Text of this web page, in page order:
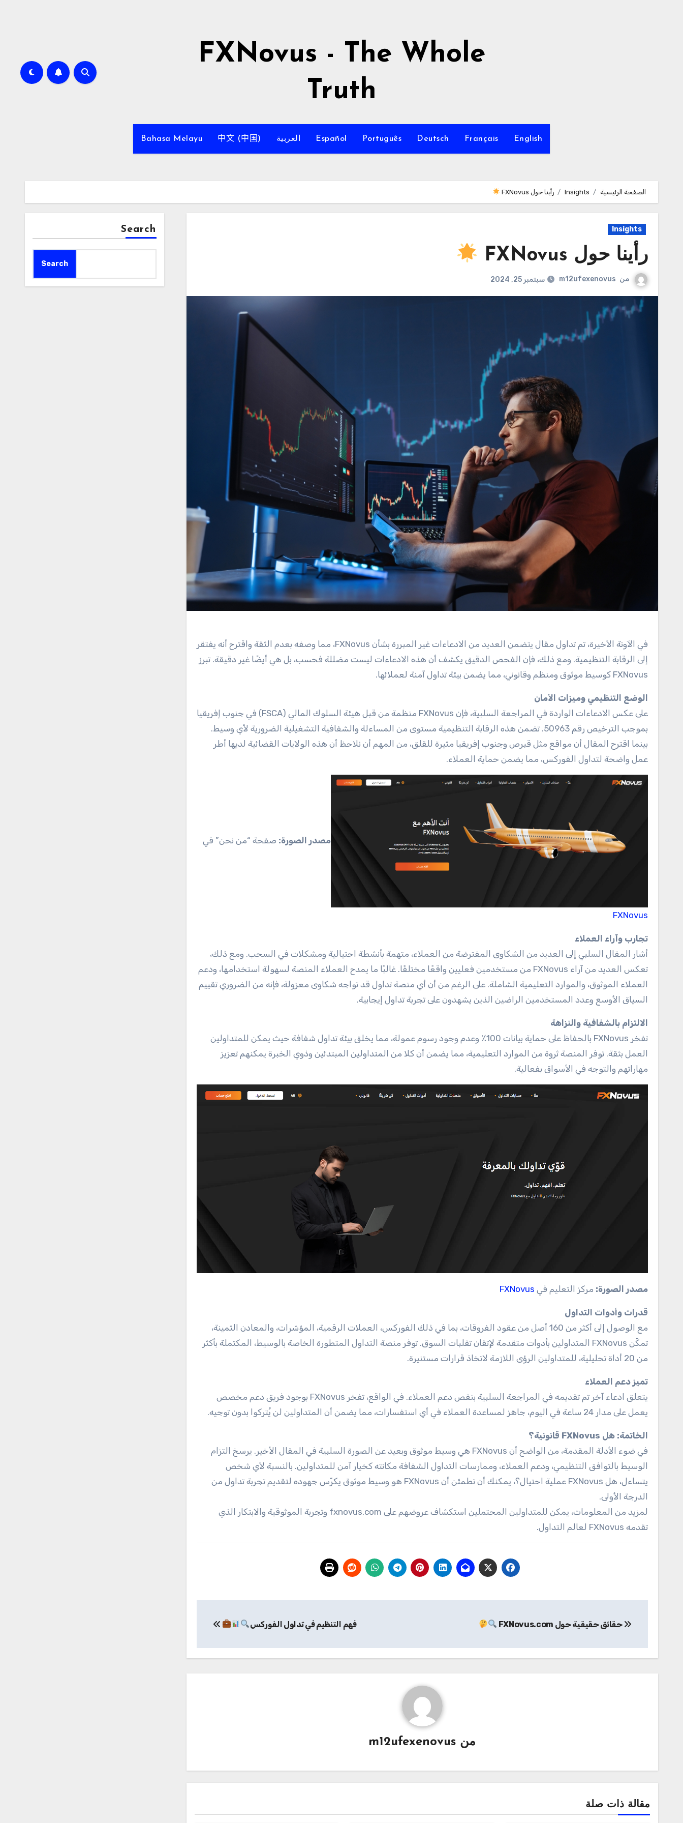
FXNovus - The Whole
Truth
English
Français
Deutsch
Português
Español العربية 中文 (中国)
Bahasa Melayu
الصفحة الرئيسية Insights رأينا حول FXNovus
Insights
رأينا حول FXNovus
من m12ufexenovus سبتمبر 25, 2024
في الآونة الأخيرة، تم تداول مقال يتضمن العديد من الادعاءات غير المبررة بشأن FXNovus، مما وصفه بعدم الثقة واقترح أنه يفتقر
إلى الرقابة التنظيمية. ومع ذلك، فإن الفحص الدقيق يكشف أن هذه الادعاءات ليست مضللة فحسب، بل هي أيضًا غير دقيقة. تبرز
FXNovus كوسيط موثوق ومنظم وقانوني، مما يضمن بيئة تداول آمنة لعملائها.
الوضع التنظيمي وميزات الأمان
على عكس الادعاءات الواردة في المراجعة السلبية، فإن FXNovus منظمة من قبل هيئة السلوك المالي (FSCA) في جنوب إفريقيا
بموجب الترخيص رقم 50963. تضمن هذه الرقابة التنظيمية مستوى من المساءلة والشفافية التشغيلية الضرورية لأي وسيط.
بينما اقترح المقال أن مواقع مثل قبرص وجنوب إفريقيا مثيرة للقلق، من المهم أن نلاحظ أن هذه الولايات القضائية لديها أطر
عمل واضحة لتداول الفوركس، مما يضمن حماية العملاء.
مصدر الصورة: صفحة “من نحن” في
FXNovus
تجارب وآراء العملاء
أشار المقال السلبي إلى العديد من الشكاوى المفترضة من العملاء، متهمة بأنشطة احتيالية ومشكلات في السحب. ومع ذلك،
تعكس العديد من آراء FXNovus من مستخدمين فعليين واقعًا مختلفًا. غالبًا ما يمدح العملاء المنصة لسهولة استخدامها، ودعم
العملاء الموثوق، والموارد التعليمية الشاملة. على الرغم من أن أي منصة تداول قد تواجه شكاوى معزولة، فإنه من الضروري تقييم
السياق الأوسع وعدد المستخدمين الراضين الذين يشهدون على تجربة تداول إيجابية.
الالتزام بالشفافية والنزاهة
تفخر FXNovus بالحفاظ على حماية بيانات 100٪ وعدم وجود رسوم عمولة، مما يخلق بيئة تداول شفافة حيث يمكن للمتداولين
العمل بثقة. توفر المنصة ثروة من الموارد التعليمية، مما يضمن أن كلا من المتداولين المبتدئين وذوي الخبرة يمكنهم تعزيز
مهاراتهم والتوجه في الأسواق بفعالية.
مصدر الصورة: مركز التعليم في FXNovus
قدرات وأدوات التداول
مع الوصول إلى أكثر من 160 أصل من عقود الفروقات، بما في ذلك الفوركس، العملات الرقمية، المؤشرات، والمعادن الثمينة،
تمكّن FXNovus المتداولين بأدوات متقدمة لإتقان تقلبات السوق. توفر منصة التداول المتطورة الخاصة بالوسيط، المكتملة بأكثر
من 20 أداة تحليلية، للمتداولين الرؤى اللازمة لاتخاذ قرارات مستنيرة.
تميز دعم العملاء
يتعلق ادعاء آخر تم تقديمه في المراجعة السلبية بنقص دعم العملاء. في الواقع، تفخر FXNovus بوجود فريق دعم مخصص
يعمل على مدار 24 ساعة في اليوم، جاهز لمساعدة العملاء في أي استفسارات، مما يضمن أن المتداولين لن يُتركوا بدون توجيه.
الخاتمة: هل FXNovus قانونية؟
في ضوء الأدلة المقدمة، من الواضح أن FXNovus هي وسيط موثوق وبعيد عن الصورة السلبية في المقال الأخير. يرسخ التزام
الوسيط بالتوافق التنظيمي، ودعم العملاء، وممارسات التداول الشفافة مكانته كخيار آمن للمتداولين. بالنسبة لأي شخص
يتساءل، هل FXNovus عملية احتيال؟، يمكنك أن تطمئن أن FXNovus هو وسيط موثوق يكرّس جهوده لتقديم تجربة تداول من
الدرجة الأولى.
لمزيد من المعلومات، يمكن للمتداولين المحتملين استكشاف عروضهم على fxnovus.com وتجربة الموثوقية والابتكار الذي
تقدمه FXNovus لعالم التداول.
المقالات
حقائق حقيقية حول FXNovus.com فهم التنظيم في تداول الفوركس
من m12ufexenovus
مقالة ذات صلة
Search
Search